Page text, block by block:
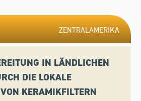
ZENTRALAMERIKA
IN LÄNDLICHEN
DIE LOKALE
KERAMIKFILTERN